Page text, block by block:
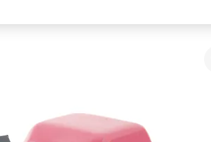
Βαράκι Εξάγωνο 7kg Amila 44121 Βινυλίου